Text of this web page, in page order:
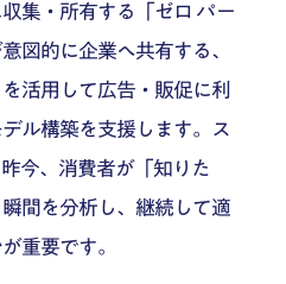
集・所有する「ゼロ パー
図的に企業へ共有する、
活用して広告・販促に利
ル構築を支援します。ス
今、消費者が「知りた
間を分析し、継続して適
重要です。